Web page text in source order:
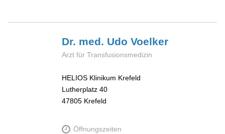
Dr. med. UdoVoelker
Arzt für Transfusionsmedizin
HELIOS Klinikum Krefeld
Lutherplatz 40
47805 Krefeld
Öffnungszeiten